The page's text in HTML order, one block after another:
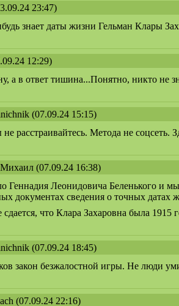
23:47)
знает даты жизни Гельман Клары
12:29)
а в ответ тишина...Понятно, никто не
(07.09.24 15:15)
расстраивайтесь. Метода не соцсеть.
(07.09.24 16:38)
Геннадия Леонидовича Беленького и
документах сведения о точных датах
что Клара Захаровна была 1915
(07.09.24 18:45)
закон безжалостной игры. Не люди
(07.09.24 22:16)